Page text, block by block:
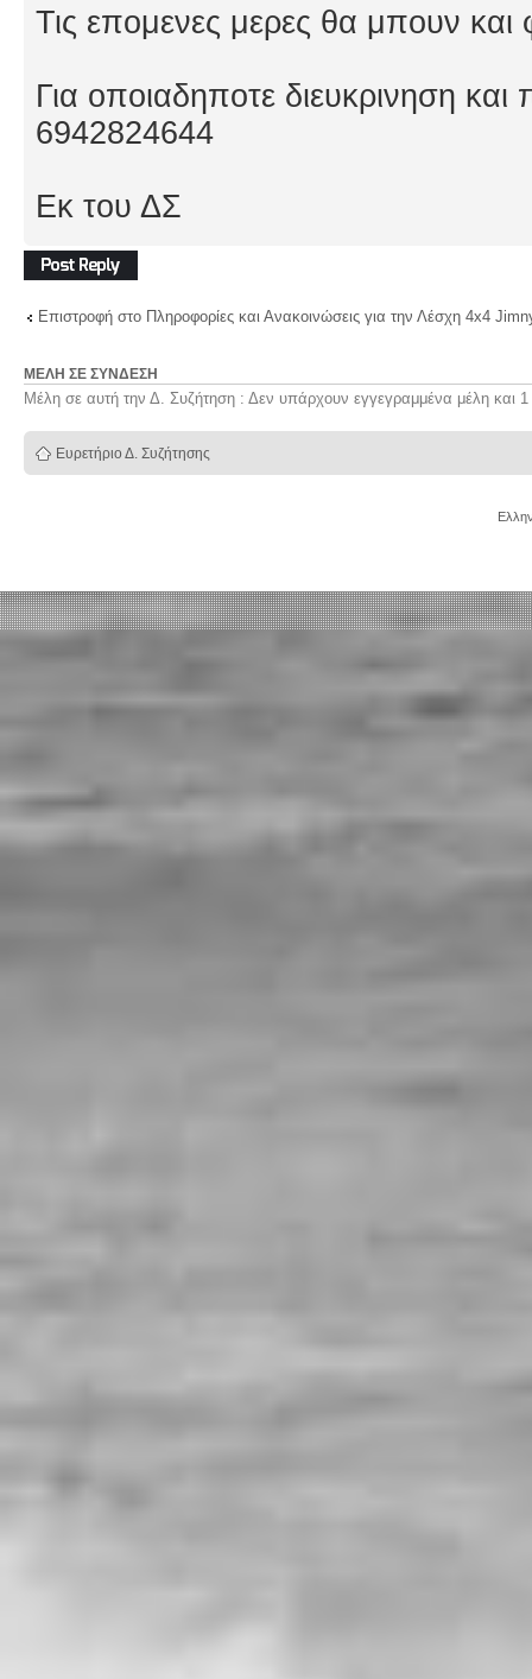
Τις επομενες μερες θα μπουν και
Για οποιαδηποτε διευκρινηση και
6942824644
Εκ του ΔΣ
Δημιουργία
απάντησης
Επιστροφή στο Πληροφορίες και Ανακοινώσεις για την Λέσχη 4x4
ΜΈΛΗ ΣΕ ΣΎΝΔΕΣΗ
Μέλη σε αυτή την Δ. Συζήτηση : Δεν υπάρχουν εγγεγραμμένα μέλη και 1
Ευρετήριο Δ. Συζήτησης